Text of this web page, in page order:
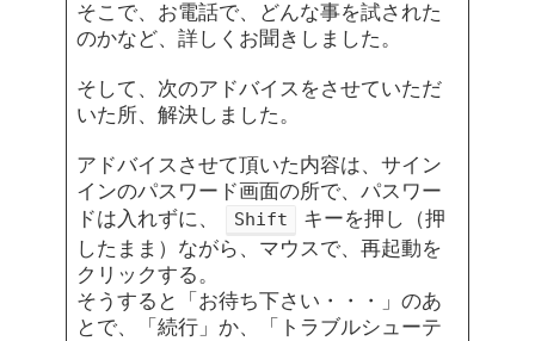
そこで、お電話で、どんな事を試された
のかなど、詳しくお聞きしました。
そして、次のアドバイスをさせていただ
いた所、解決しました。
アドバイスさせて頂いた内容は、サイン
インのパスワード画面の所で、パスワー
ドは入れずに、
Shift
キーを押し（押
したまま）ながら、マウスで、再起動を
クリックする。
そうすると「お待ち下さい・・・」のあ
とで、「続行」か、「トラブルシューテ